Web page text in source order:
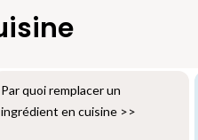
Par quoi remplacer un
ingrédient en cuisine >>